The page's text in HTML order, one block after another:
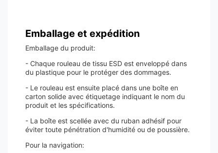
Emballage et expédition
Emballage du produit:
- Chaque rouleau de tissu ESD est enveloppé dans
du plastique pour le protéger des dommages.
- Le rouleau est ensuite placé dans une boîte en
carton solide avec étiquetage indiquant le nom du
produit et les spécifications.
- La boîte est scellée avec du ruban adhésif pour
éviter toute pénétration d'humidité ou de poussière.
Pour la navigation: